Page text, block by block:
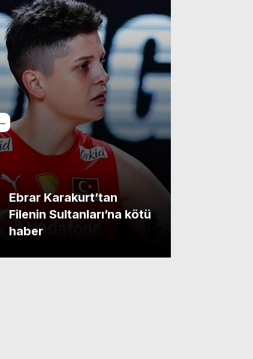
Ebrar Karakurt’tan
Filenin Sultanları’na kötü
haber